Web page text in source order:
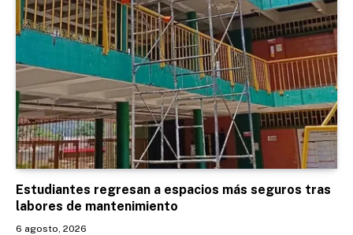
Estudiantes regresan a espacios más seguros tras
labores de mantenimiento
6 agosto, 2026